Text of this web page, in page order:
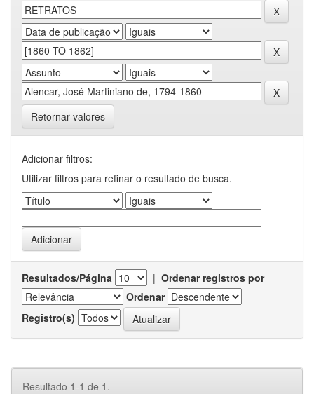
Retornar valores
Adicionar filtros:
Utilizar filtros para refinar o resultado de busca.
Resultados/Página | Ordenar registros por
Ordenar
Registro(s)
Resultado 1-1 de 1.